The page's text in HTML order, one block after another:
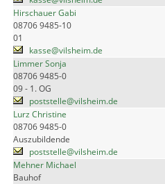
Hirschauer Gabi
08706 9485-10
01
kasse@vilsheim.de
Limmer Sonja
08706 9485-0
09 - 1. OG
poststelle@vilsheim.de
Lurz Christine
08706 9485-0
Auszubildende
poststelle@vilsheim.de
Mehner Michael
Bauhof